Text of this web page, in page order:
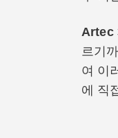
Artec
르기
여 이
에 직